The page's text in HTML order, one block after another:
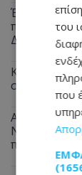
Έρχεται
Καταγγελία
στη
Αναστάτωση
Νάπα τα
πριν φτάσει
του
που